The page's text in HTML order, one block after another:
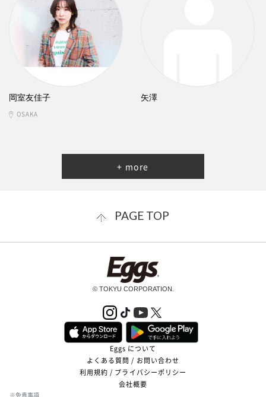
岡室友佳子
OSAKA
矢澤
+ more
PAGE TOP
© TOKYU CORPORATION.
Eggs について
よくある質問 / お問い合わせ
利用規約 / プライバシーポリシー
会社概要
※免責事項